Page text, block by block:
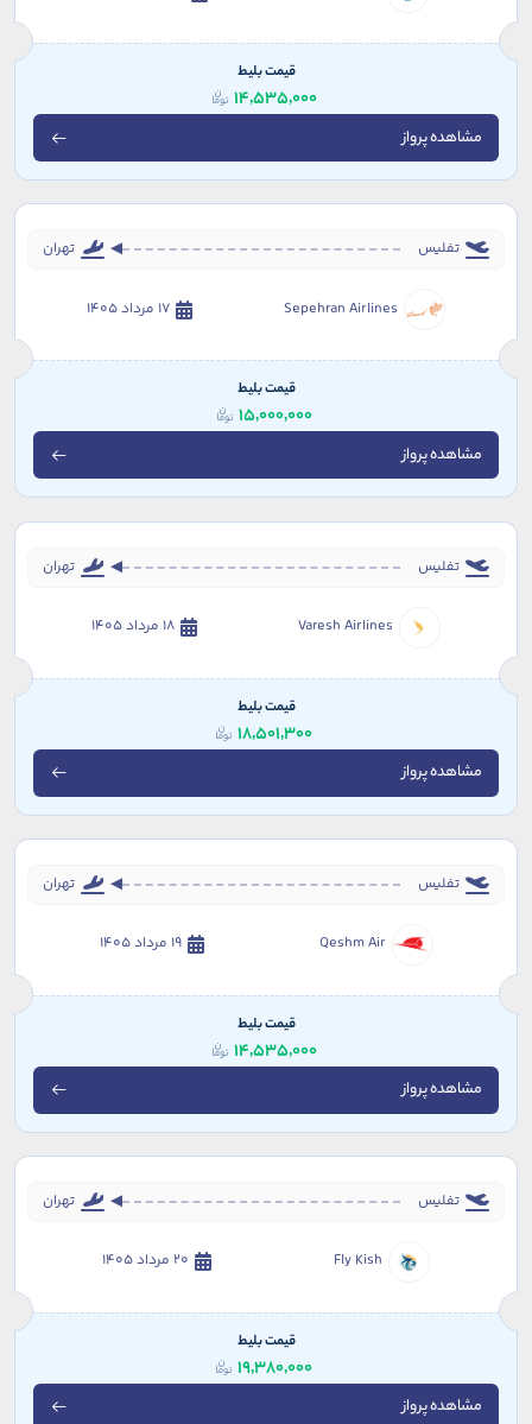
قیمت بلیط
14,535,000
مشاهده پرواز
تفلیس تهران
Sepehran Airlines 17 مرداد 1405
قیمت بلیط
15,000,000
مشاهده پرواز
تفلیس تهران
Varesh Airlines 18 مرداد 1405
قیمت بلیط
18,501,300
مشاهده پرواز
تفلیس تهران
Qeshm Air 19 مرداد 1405
قیمت بلیط
14,535,000
مشاهده پرواز
تفلیس تهران
Fly Kish 20 مرداد 1405
قیمت بلیط
19,380,000
مشاهده پرواز